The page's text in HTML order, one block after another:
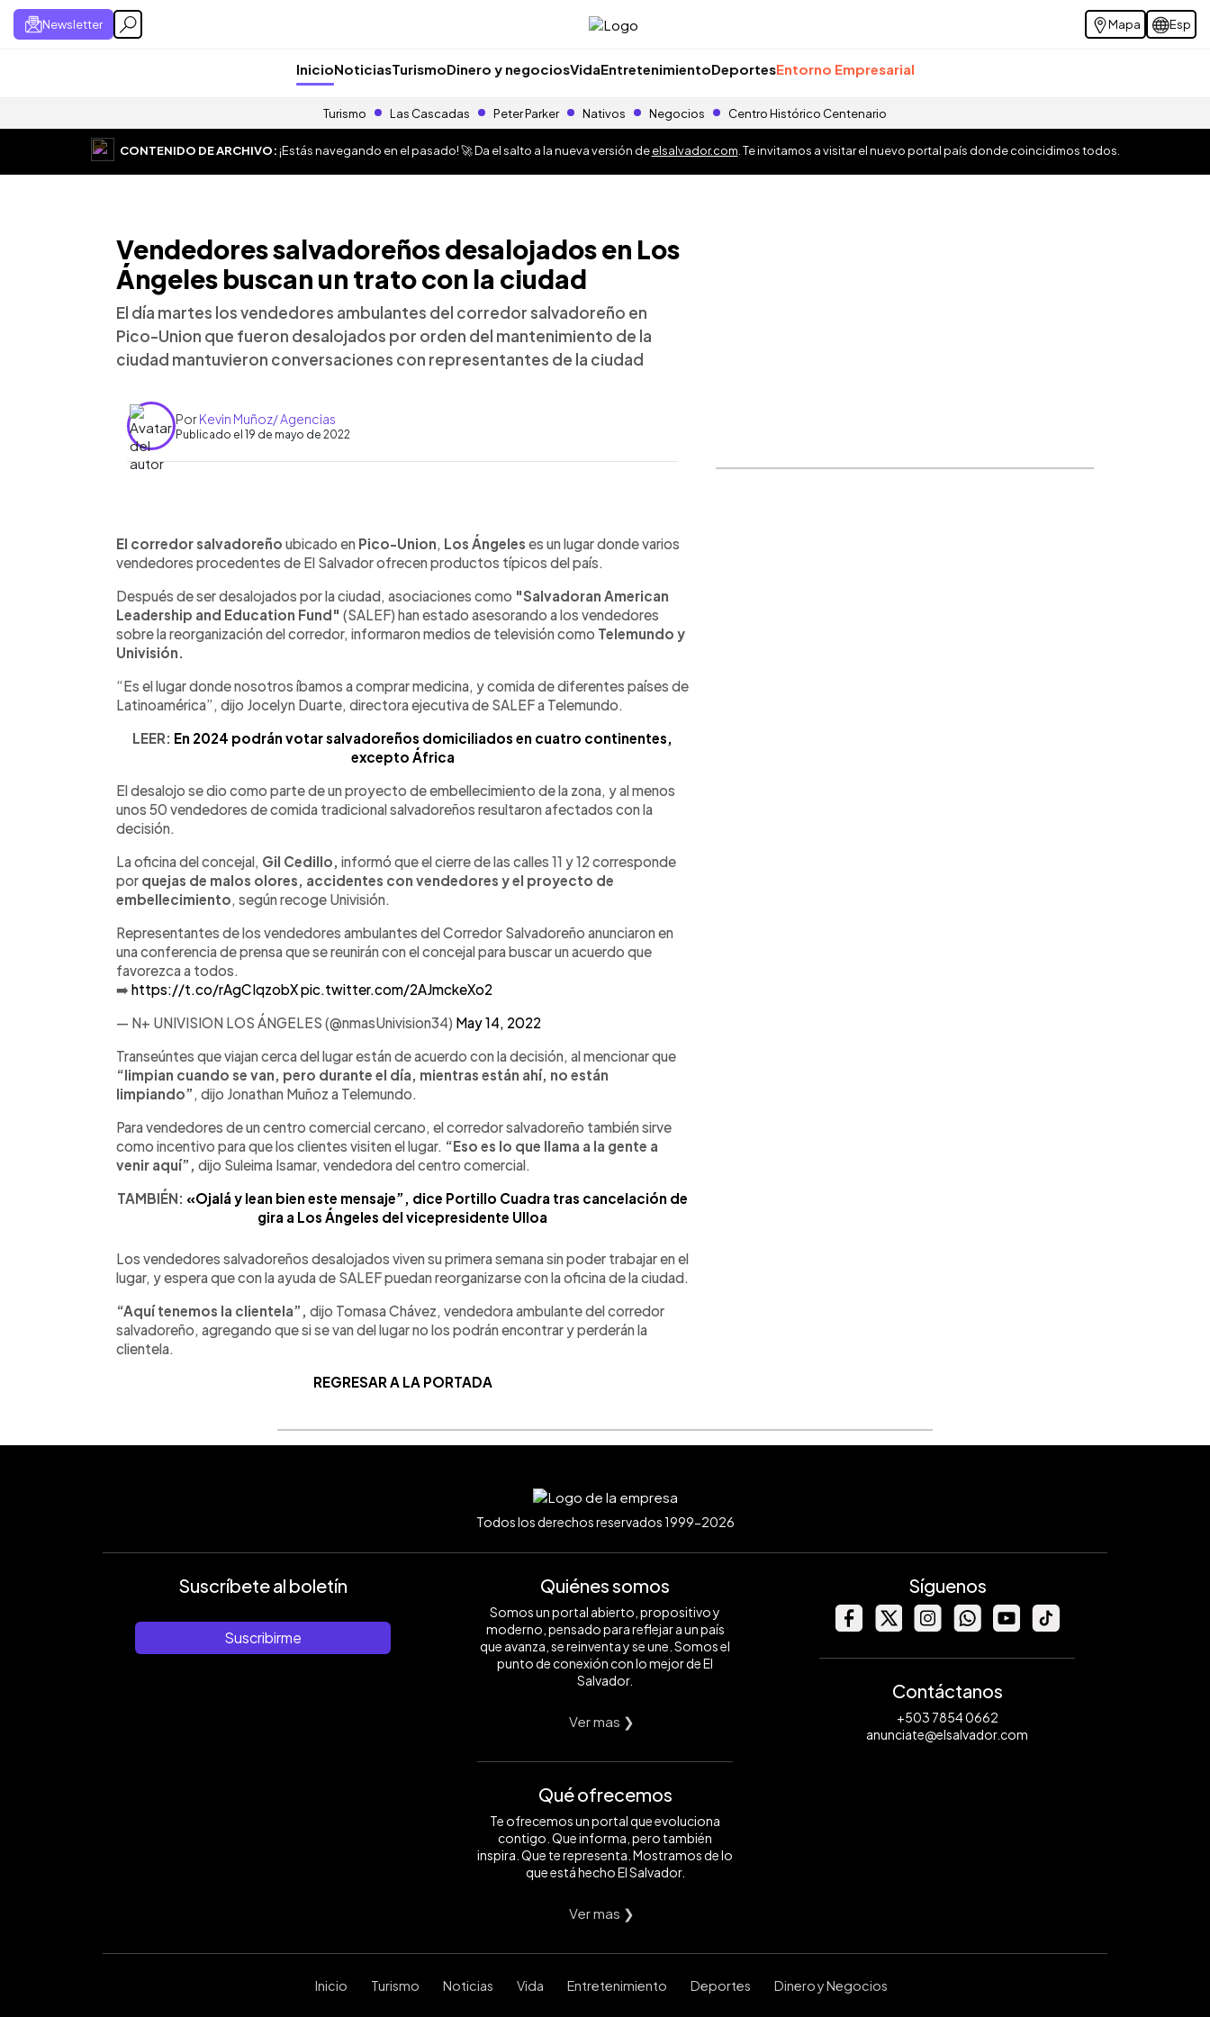
Newsletter Mapa Esp
InicioNoticiasTurismoDinero y negociosVidaEntretenimientoDeportesEntorno Empresarial
Turismo Las Cascadas Peter Parker Nativos Negocios Centro Histórico Centenario
CONTENIDO DE ARCHIVO:¡Estás navegando en el pasado! 🚀 Da el salto a la nueva versión deelsalvador.com . Te invitamos a visitar el nuevo portal país donde coincidimos todos.
Vendedores salvadoreños desalojados en Los
Ángeles buscan un trato con la ciudad
El día martes los vendedores ambulantes del corredor salvadoreño en
Pico-Union que fueron desalojados por orden del mantenimiento de la
ciudad mantuvieron conversaciones con representantes de la ciudad
PorKevin Muñoz/ Agencias
Publicado el 19 de mayo de 2022
► Escuchar artículo
El corredor salvadoreño ubicado en Pico-Union, Los Ángeles es un lugar donde varios
vendedores procedentes de El Salvador ofrecen productos típicos del país.
Después de ser desalojados por la ciudad, asociaciones como "Salvadoran American
Leadership and Education Fund" (SALEF) han estado asesorando a los vendedores
sobre la reorganización del corredor, informaron medios de televisión como Telemundo y
Univisión.
“Es el lugar donde nosotros íbamos a comprar medicina, y comida de diferentes países de
Latinoamérica”, dijo Jocelyn Duarte, directora ejecutiva de SALEF a Telemundo.
LEER: En 2024 podrán votar salvadoreños domiciliados en cuatro continentes,
excepto África
El desalojo se dio como parte de un proyecto de embellecimiento de la zona, y al menos
unos 50 vendedores de comida tradicional salvadoreños resultaron afectados con la
decisión.
La oficina del concejal, Gil Cedillo, informó que el cierre de las calles 11 y 12 corresponde
por quejas de malos olores, accidentes con vendedores y el proyecto de
embellecimiento, según recoge Univisión.
Representantes de los vendedores ambulantes del Corredor Salvadoreño anunciaron en
una conferencia de prensa que se reunirán con el concejal para buscar un acuerdo que
favorezca a todos.
➡️ https://t.co/rAgCIqzobXpic.twitter.com/2AJmckeXo2
— N+ UNIVISION LOS ÁNGELES (@nmasUnivision34) May 14, 2022
Transeúntes que viajan cerca del lugar están de acuerdo con la decisión, al mencionar que
“limpian cuando se van, pero durante el día, mientras están ahí, no están
limpiando”, dijo Jonathan Muñoz a Telemundo.
Para vendedores de un centro comercial cercano, el corredor salvadoreño también sirve
como incentivo para que los clientes visiten el lugar. “Eso es lo que llama a la gente a
venir aquí”, dijo Suleima Isamar, vendedora del centro comercial.
TAMBIÉN: «Ojalá y lean bien este mensaje”, dice Portillo Cuadra tras cancelación de
gira a Los Ángeles del vicepresidente Ulloa
Los vendedores salvadoreños desalojados viven su primera semana sin poder trabajar en el
lugar, y espera que con la ayuda de SALEF puedan reorganizarse con la oficina de la ciudad.
“Aquí tenemos la clientela”, dijo Tomasa Chávez, vendedora ambulante del corredor
salvadoreño, agregando que si se van del lugar no los podrán encontrar y perderán la
clientela.
REGRESAR A LA PORTADA
Todos los derechos reservados 1999-2026
Suscríbete al boletín
Suscribirme
Quiénes somos
Somos un portal abierto, propositivo y
moderno, pensado para reflejar a un país
que avanza, se reinventa y se une. Somos el
punto de conexión con lo mejor de El
Salvador.
Ver mas ❯
Qué ofrecemos
Te ofrecemos un portal que evoluciona
contigo. Que informa, pero también
inspira. Que te representa. Mostramos de lo
que está hecho El Salvador.
Ver mas ❯
Síguenos
Contáctanos
+503 7854 0662
anunciate@elsalvador.com
Inicio Turismo Noticias Vida Entretenimiento Deportes Dinero y Negocios